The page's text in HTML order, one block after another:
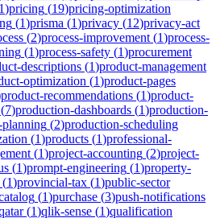
1)pricing (19)pricing-optimization
(1)prisma (1)privacy (12)privacy-act
(2)process-improvement (1)process-
(1)process-safety (1)procurement
descriptions (1)product-management
optimization (1)product-pages
product-recommendations (1)product-
(7)production-dashboards (1)production-
(2)production-scheduling
(1)products (1)professional-
(1)project-accounting (2)project-
(1)prompt-engineering (1)property-
(1)provincial-tax (1)public-sector
(1)purchase (3)push-notifications
(1)qlik-sense (1)qualification